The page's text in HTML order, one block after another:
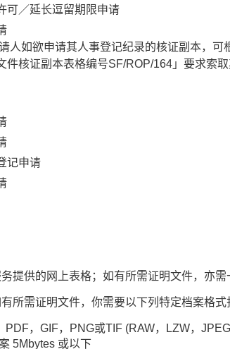
可／延长逗留期限申请
人如欲申请其人事登记纪录的核证副本，
件核证副本表格编号SF/ROP/164」要求索
记申请
提供的网上表格；如有所需证明文件，亦需
所需证明文件，你需要以下列特定档案格式
，GIF，PNG或TIF (RAW，LZW，
5Mbytes 或以下